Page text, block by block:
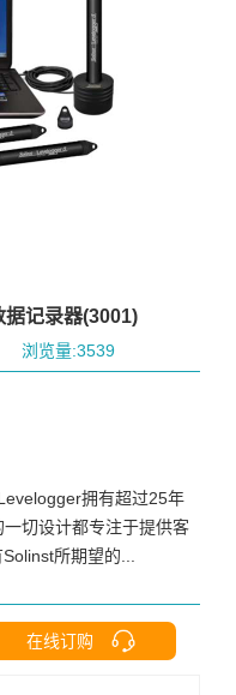
记录器(3001)
浏览量:3539
拥有超过25年
切设计都专注于提供客
所期望的...
在线订购